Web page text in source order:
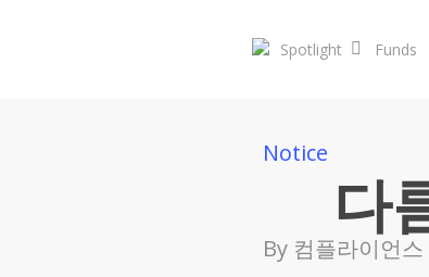
Spotlight Funds
Notice
다
By 컴플라이언스